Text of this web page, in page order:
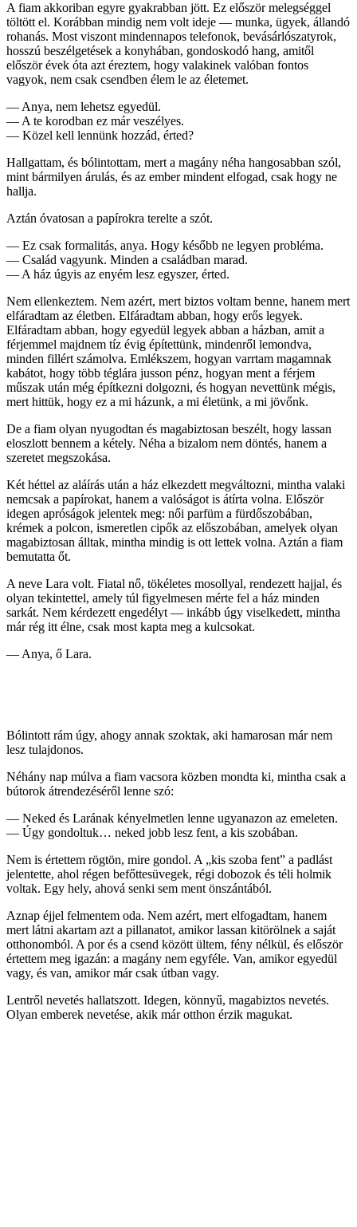
A fiam akkoriban egyre gyakrabban jött. Ez először melegséggel
töltött el. Korábban mindig nem volt ideje — munka, ügyek, állandó
rohanás. Most viszont mindennapos telefonok, bevásárlószatyrok,
hosszú beszélgetések a konyhában, gondoskodó hang, amitől
először évek óta azt éreztem, hogy valakinek valóban fontos
vagyok, nem csak csendben élem le az életemet.
— Anya, nem lehetsz egyedül.
— A te korodban ez már veszélyes.
— Közel kell lennünk hozzád, érted?
Hallgattam, és bólintottam, mert a magány néha hangosabban szól,
mint bármilyen árulás, és az ember mindent elfogad, csak hogy ne
hallja.
Aztán óvatosan a papírokra terelte a szót.
— Ez csak formalitás, anya. Hogy később ne legyen probléma.
— Család vagyunk. Minden a családban marad.
— A ház úgyis az enyém lesz egyszer, érted.
Nem ellenkeztem. Nem azért, mert biztos voltam benne, hanem mert
elfáradtam az életben. Elfáradtam abban, hogy erős legyek.
Elfáradtam abban, hogy egyedül legyek abban a házban, amit a
férjemmel majdnem tíz évig építettünk, mindenről lemondva,
minden fillért számolva. Emlékszem, hogyan varrtam magamnak
kabátot, hogy több téglára jusson pénz, hogyan ment a férjem
műszak után még építkezni dolgozni, és hogyan nevettünk mégis,
mert hittük, hogy ez a mi házunk, a mi életünk, a mi jövőnk.
De a fiam olyan nyugodtan és magabiztosan beszélt, hogy lassan
eloszlott bennem a kétely. Néha a bizalom nem döntés, hanem a
szeretet megszokása.
Két héttel az aláírás után a ház elkezdett megváltozni, mintha valaki
nemcsak a papírokat, hanem a valóságot is átírta volna. Először
idegen apróságok jelentek meg: női parfüm a fürdőszobában,
krémek a polcon, ismeretlen cipők az előszobában, amelyek olyan
magabiztosan álltak, mintha mindig is ott lettek volna. Aztán a fiam
bemutatta őt.
A neve Lara volt. Fiatal nő, tökéletes mosollyal, rendezett hajjal, és
olyan tekintettel, amely túl figyelmesen mérte fel a ház minden
sarkát. Nem kérdezett engedélyt — inkább úgy viselkedett, mintha
már rég itt élne, csak most kapta meg a kulcsokat.
— Anya, ő Lara.
Bólintott rám úgy, ahogy annak szoktak, aki hamarosan már nem
lesz tulajdonos.
Néhány nap múlva a fiam vacsora közben mondta ki, mintha csak a
bútorok átrendezéséről lenne szó:
— Neked és Larának kényelmetlen lenne ugyanazon az emeleten.
— Úgy gondoltuk… neked jobb lesz fent, a kis szobában.
Nem is értettem rögtön, mire gondol. A „kis szoba fent” a padlást
jelentette, ahol régen befőttesüvegek, régi dobozok és téli holmik
voltak. Egy hely, ahová senki sem ment önszántából.
Aznap éjjel felmentem oda. Nem azért, mert elfogadtam, hanem
mert látni akartam azt a pillanatot, amikor lassan kitörölnek a saját
otthonomból. A por és a csend között ültem, fény nélkül, és először
értettem meg igazán: a magány nem egyféle. Van, amikor egyedül
vagy, és van, amikor már csak útban vagy.
Lentről nevetés hallatszott. Idegen, könnyű, magabiztos nevetés.
Olyan emberek nevetése, akik már otthon érzik magukat.